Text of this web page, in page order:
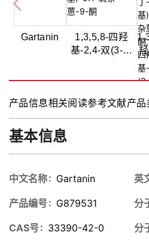
Gartanin
1,3,5,8-四羟
基-2,4-双(3-甲
双
丁
产品信息相关阅读参考文献产品
基本信息
中文名称 Gartanin 英
产品编号 G879531 分
CAS号 33390-42-0 分